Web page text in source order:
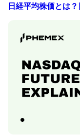
日経平均株価とは